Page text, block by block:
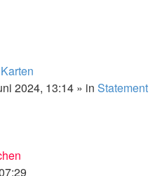
2024, 13:14 » in Statement